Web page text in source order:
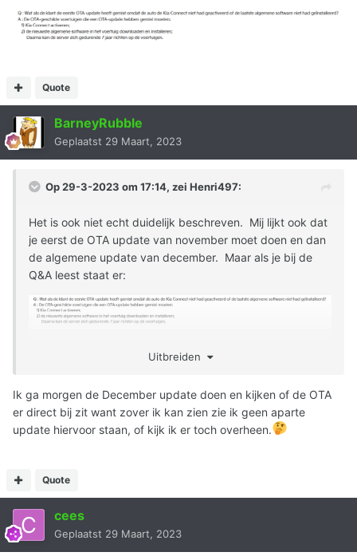
Quote
BarneyRubble
Geplaatst 29 Maart, 2023
Op 29-3-2023 om 17:14, zei Henri497:
Het is ook niet echt duidelijk beschreven. Mij lijkt ook dat
je eerst de OTA update van november moet doen en dan
de algemene update van december. Maar als je bij de
Q&A leest staat er:
Uitbreiden
Ik ga morgen de December update doen en kijken of de OTA
er direct bij zit want zover ik kan zien zie ik geen aparte
update hiervoor staan, of kijk ik er toch overheen.
Quote
cees
Geplaatst 29 Maart, 2023